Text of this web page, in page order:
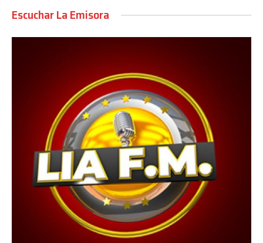
Escuchar La Emisora